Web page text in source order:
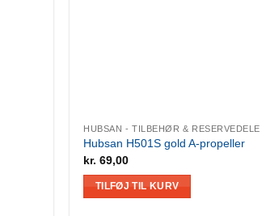
HUBSAN - TILBEHØR & RESERVEDELE
Hubsan H501S gold A-propeller
kr. 69,00
TILFØJ TIL KURV